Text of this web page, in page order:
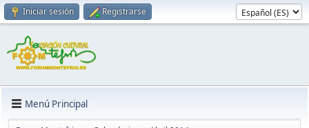
Iniciar sesión Registrarse
Menú Principal